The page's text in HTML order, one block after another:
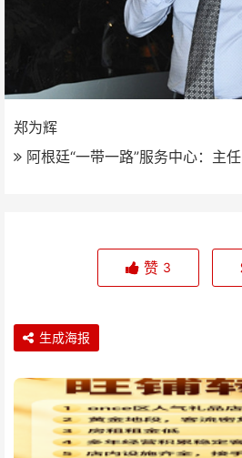
郑为辉
阿根廷“一带一路”服务中心：主任
赞 3
生成海报